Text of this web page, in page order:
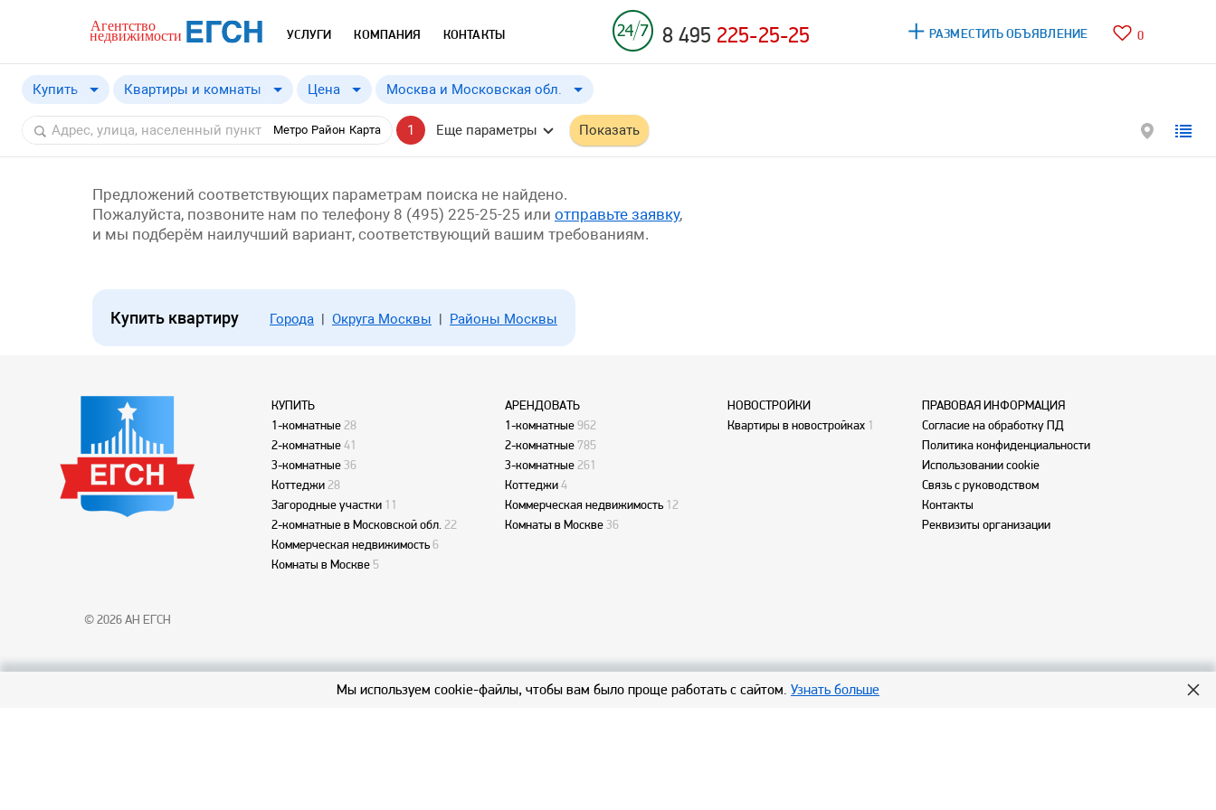
УСЛУГИ КОМПАНИЯ КОНТАКТЫ 8 495 225-25-25 РАЗМЕСТИТЬ ОБЪЯВЛЕНИЕ 0
Купить
Купить
Снять
Квартиры и комнаты Цена
от a Применить
Москва и Московская обл.
Москва и Московская обл.
Москва
Московская обл.
Метро Район Карта 1 Еще параметры Показать
Предложений соответствующих параметрам поиска не найдено.
Пожалуйста, позвоните нам по телефону 8 (495) 225-25-25 или отправьте заявку,
и мы подберём наилучший вариант, соответствующий вашим требованиям.
Купить квартиру Города | Округа Москвы | Районы Москвы
© 2026 АН ЕГСН
КУПИТЬ
1-комнатные 28
2-комнатные 41
3-комнатные 36
Коттеджи 28
Загородные участки 11
2-комнатные в Московской обл. 22
Коммерческая недвижимость 6
Комнаты в Москве 5
АРЕНДОВАТЬ
1-комнатные962
2-комнатные785
3-комнатные 261
Коттеджи4
Коммерческая недвижимость 12
Комнаты в Москве 36
НОВОСТРОЙКИ
Квартиры в новостройках 1
ПРАВОВАЯ ИНФОРМАЦИЯ
Согласие на обработку ПД
Политика конфиденциальности
Использовании cookie
Связь с руководством
Контакты
Реквизиты организации
Мы используем cookie-файлы, чтобы вам было проще работать с сайтом. Узнать больше